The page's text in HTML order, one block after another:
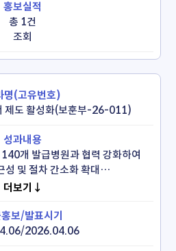
총 1건
조회
제도 활성화(보훈부-26-011)
개 발급병원과 협력 강화하여
성 및 절차 간소화 확대
급대상 확인증 제도 도입(26.4.1.)
더보기↓
2026.04.06